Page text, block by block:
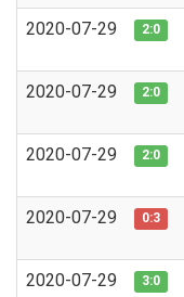
2020-07-29 2:0
2020-07-29 2:0
2020-07-29 2:0
2020-07-29 0:3
2020-07-29 3:0